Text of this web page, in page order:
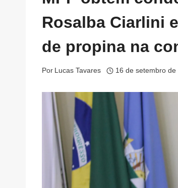
Rosalba Ciarlini
de propina na
Por Lucas Tavares 16 de setembro de